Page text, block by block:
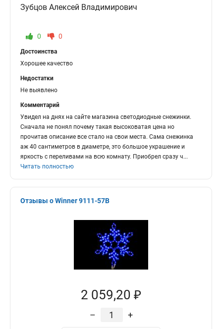
Зубцов Алексей Владимирович
0 0
Достоинства
Хорошее качество
Недостатки
Не выявлено
Комментарий
Увидел на днях на сайте магазина светодиодные снежинки.
Сначала не понял почему такая высоковатая цена но
прочитав описание все стало на свои места. Сама снежинка
аж 40 сантиметров в диаметре, это большое украшение и
яркость с переливами на всю комнату. Приобрел сразу ч...
Читать полностью
Отзывы о Winner 9111-57B
2 059,20 ₽
– +